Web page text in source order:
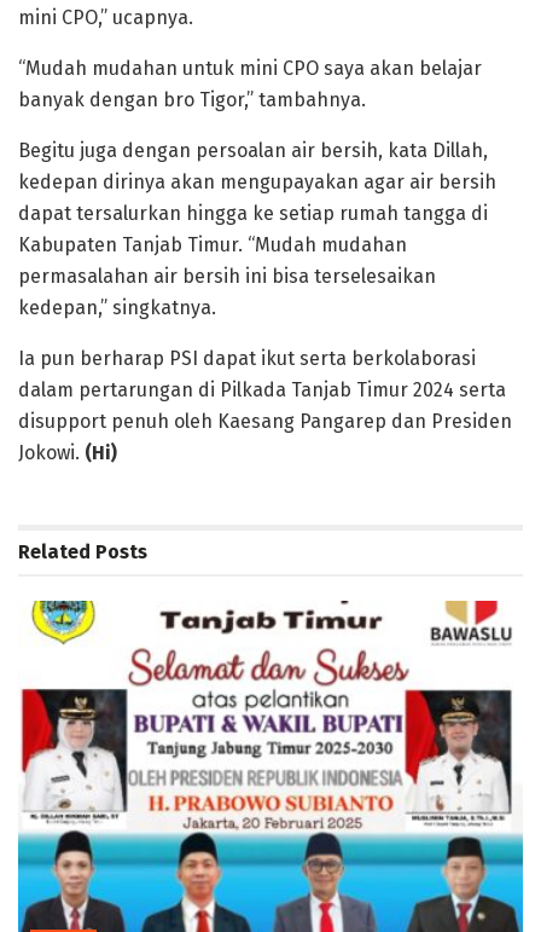
mini CPO,” ucapnya.
“Mudah mudahan untuk mini CPO saya akan belajar
banyak dengan bro Tigor,” tambahnya.
Begitu juga dengan persoalan air bersih, kata Dillah,
kedepan dirinya akan mengupayakan agar air bersih
dapat tersalurkan hingga ke setiap rumah tangga di
Kabupaten Tanjab Timur. “Mudah mudahan
permasalahan air bersih ini bisa terselesaikan
kedepan,” singkatnya.
Ia pun berharap PSI dapat ikut serta berkolaborasi
dalam pertarungan di Pilkada Tanjab Timur 2024 serta
disupport penuh oleh Kaesang Pangarep dan Presiden
Jokowi. (Hi)
Related Posts